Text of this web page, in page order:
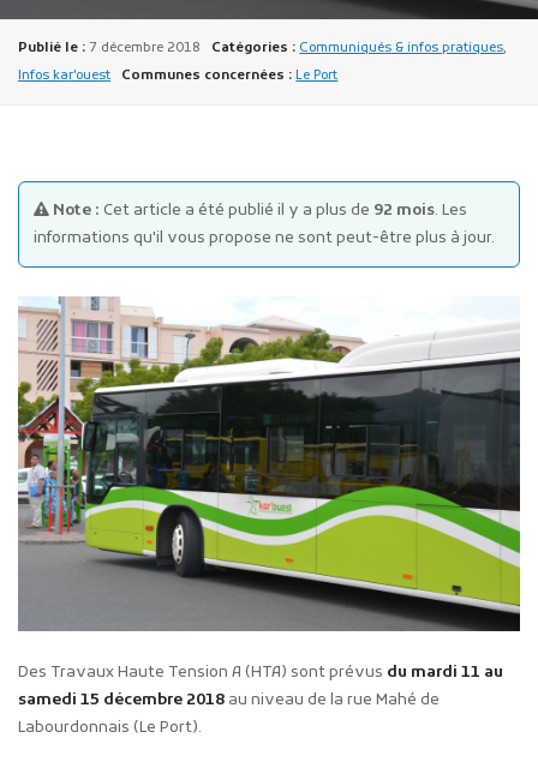
Publicité des actes
Marchés publics
Projets financés par l'Europe
Plans d'accès
Publié le : 7 décembre 2018 Catégories : Communiqués & infos pratiques,
Infos kar'ouest
Communes concernées : Le Port
Note : Cet article a été publié il y a plus de 92 mois. Les
informations qu'il vous propose ne sont peut-être plus à jour.
Des Travaux Haute Tension A (HTA) sont prévus du mardi 11 au
samedi 15 décembre 2018 au niveau de la rue Mahé de
Labourdonnais (Le Port).